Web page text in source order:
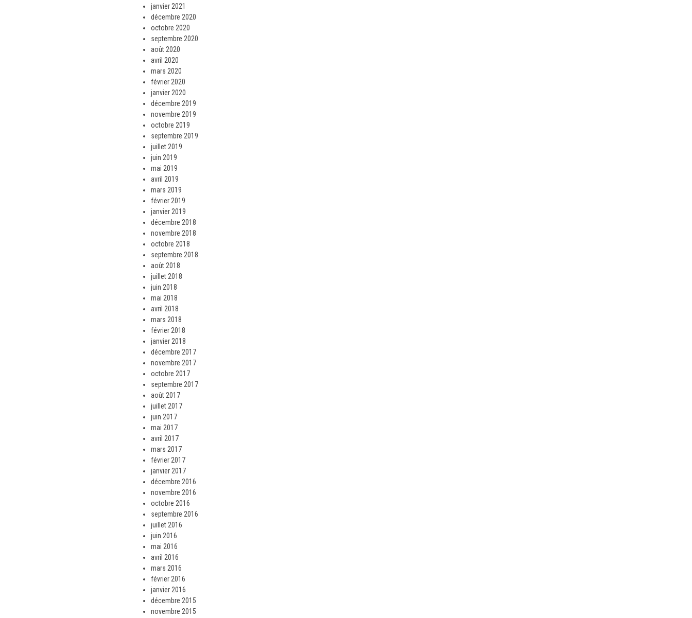
janvier 2021
décembre 2020
octobre 2020
septembre 2020
août 2020
avril 2020
mars 2020
février 2020
janvier 2020
décembre 2019
novembre 2019
octobre 2019
septembre 2019
juillet 2019
juin 2019
mai 2019
avril 2019
mars 2019
février 2019
janvier 2019
décembre 2018
novembre 2018
octobre 2018
septembre 2018
août 2018
juillet 2018
juin 2018
mai 2018
avril 2018
mars 2018
février 2018
janvier 2018
décembre 2017
novembre 2017
octobre 2017
septembre 2017
août 2017
juillet 2017
juin 2017
mai 2017
avril 2017
mars 2017
février 2017
janvier 2017
décembre 2016
novembre 2016
octobre 2016
septembre 2016
juillet 2016
juin 2016
mai 2016
avril 2016
mars 2016
février 2016
janvier 2016
décembre 2015
novembre 2015